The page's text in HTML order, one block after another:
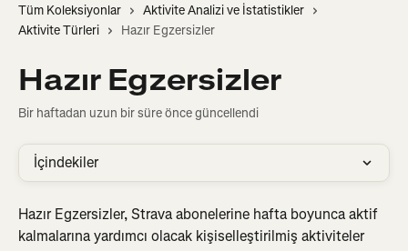
Tüm Koleksiyonlar
Aktivite Analizi ve İstatistikler
Aktivite Türleri
Hazır Egzersizler
Hazır Egzersizler
Bir haftadan uzun bir süre önce güncellendi
İçindekiler
Hazır Egzersizler, Strava abonelerine hafta boyunca aktif
kalmalarına yardımcı olacak kişiselleştirilmiş aktiviteler